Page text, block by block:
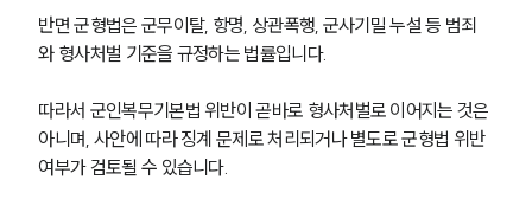
반면 군형법은 군무이탈, 항명, 상관폭행, 군사기밀 누설 등 범죄
와 형사처벌 기준을 규정하는 법률입니다.
따라서 군인복무기본법 위반이 곧바로 형사처벌로 이어지는 것은
아니며, 사안에 따라 징계 문제로 처리되거나 별도로 군형법 위반
여부가 검토될 수 있습니다.